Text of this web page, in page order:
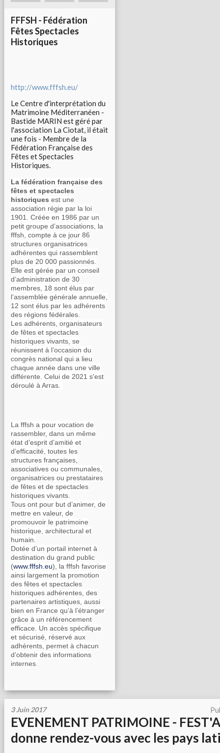
FFFSH - Fédération
Fêtes Spectacles
Historiques
http://www.fffsh.eu/
Le Centre d'interprétation du
Matrimoine Méditerranéen -
Bastide MARIN est géré par
l'association La Ciotat, il était
une fois - Membre de la
Fédération Française des
Fêtes et Spectacles
Historiques.
La fédération française des
fêtes et spectacles
historiques est une
association régie par la loi
1901. Créée en 1986 par un
petit groupe d’associations, la
fffsh, compte à ce jour 86
structures organisatrices
adhérentes qui rassemblent
plus de 20 000 passionnés.
Elle est gérée par un conseil
d’administration de 30
membres, 18 sont élus par
l’assemblée générale annuelle,
12 sont élus par les adhérents
des régions fédérales.
Les adhérents, organisateurs
de fêtes et spectacles
historiques vivants, se
réunissent à l’occasion du
congrès national qui a lieu
chaque année dans une ville
différente. Celui de 2021 s'est
déroulé à Arras.
La fffsh a pour vocation de
rassembler, dans un même
état d’esprit d’amitié et
d’efficacité, toutes les
structures françaises,
associatives ou communales,
organisatrices ou prestataires
de fêtes et de spectacles
historiques vivants.
Tous ont pour but d’animer, de
mettre en valeur, de
promouvoir le patrimoine
historique, architectural et
humain.
Dotée d’un portail internet à
destination du grand public
(www.fffsh.eu), la fffsh favorise
ainsi largement la promotion
des fêtes et spectacles
historiques adhérentes, des
partenaires artistiques, aussi
bien en France qu’à l’étranger
grâce à un référencement
efficace. Un accès spécifique
et sécurisé, réservé aux
adhérents, permet à chacun
d’obtenir des informations
internes.
3 Juin 2017
EVENEMENT PATRIMOINE -
donne rendez-vous avec les pays